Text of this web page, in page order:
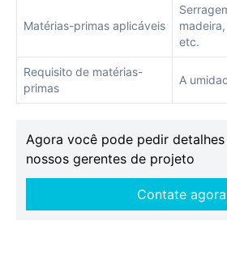
Matérias-primas aplicáveis
etc.
Requisito de matérias-
primas
A
Agora você pode pedir
nossos gerentes de projeto
Contate agora